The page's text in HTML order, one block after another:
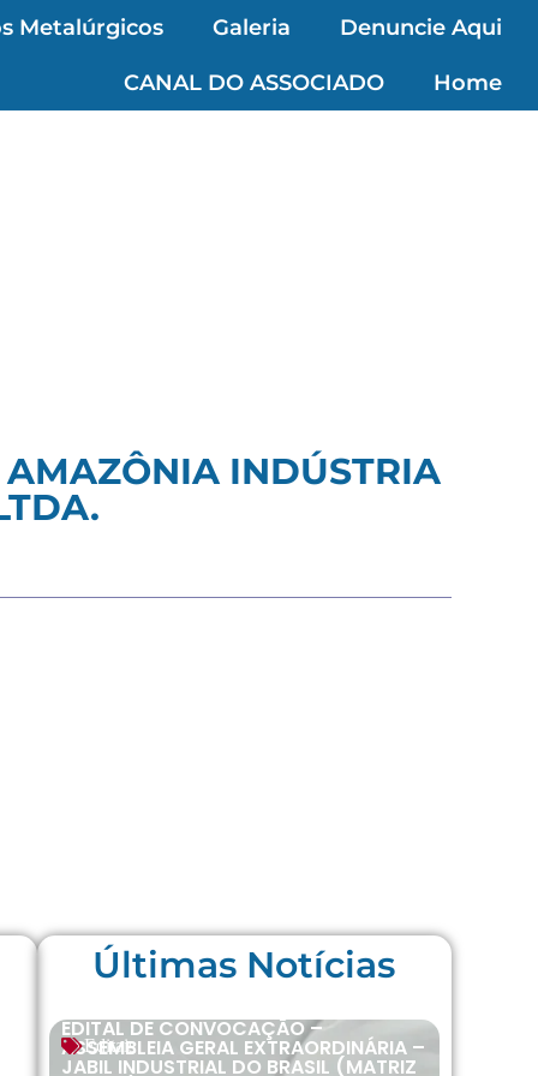
Metalúrgicos Galeria Denuncie Aqui
CANAL DO ASSOCIADO Home
INDÚSTRIA
Últimas Notícias
Editais
EDITAL DE CONVOCAÇÃO –
ASSEMBLEIA GERAL EXTRAORDINÁRIA –
JABIL INDUSTRIAL DO BRASIL (MATRIZ